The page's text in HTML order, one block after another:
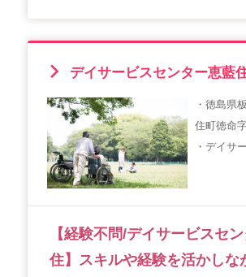
デイサービスセンター恵藍
・徳島県
住町徳命
・デイサ
【経験不問/デイサービスセ
住】スキルや経験を活かしな